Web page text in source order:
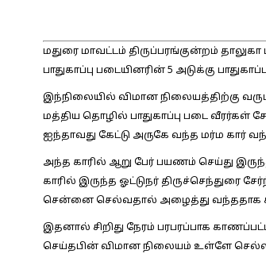
மதுரை மாவட்டம் திருப்பரங்குன்றம்
பாதுகாப்பு படையினரின் 5 அடுக்கு
இந்நிலையில் விமான நிலையத்திற்கு
மத்திய தொழில் பாதுகாப்பு படை வீரர்கள்
ஐந்தாவது கேட்டு அருகே வந்த மர்ம கார்
அந்த காரில் ஆறு பேர் பயணம் செய்து
காரில் இருந்த ஓட்டுநர் திருச்செந்துரை
சென்னை செல்வதால் அழைத்து வந்ததாக
இதனால் சிறிது நேரம் பரபரப்பாக
செய்தபின் விமான நிலையம் உள்ளே